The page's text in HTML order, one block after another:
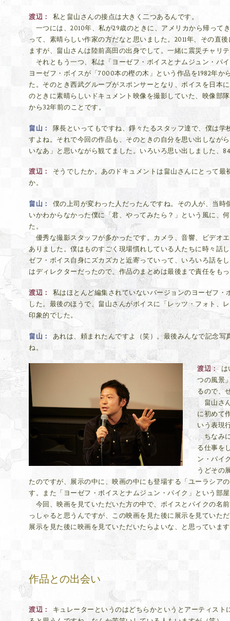
渡辺
私と畠山さんの接点は大きく二つあるんです。
一つには、2010年、私が29歳のときに、アメリカから帰って
って、素晴らしい作家の方だなと思いました。2011年、その直
ますが、畠山さんは陸前高田の出身でして。一緒に震災チャリ
それともう一つ、私は「ヨーゼフ・ボイスとナムジュン・パ
ヨーゼフ・ボイスが「7000本の樫の木」という作品を1982年
た。そのとき西武グループがスポンサーとなり、ボイスを日本
のときに素晴らしいドキュメント映像を撮影していた、映像部
から32年前のことです。
畠山
隊長といってもですね、錚々たるスタッフ達で、僕は
すよね。それで今回の作品も、そのときの自分を思い出しなが
いなあ」と思いながら観てました。いろいろ思い出しました、
渡辺
そうでしたか。あのドキュメントは畠山さんにとって
か。
畠山
僕の上司が変わった人だったんですね。その人が、当
いかわからなかった僕に「君、やってみたら？」という風に、
た。
優秀な撮影スタッフが多かったです。カメラ、音響、ビデオ
ありました。僕はものすごく現場慣れしている人たちに時々話
ゼフ・ボイス自身にズカズカと近寄っていって、いろいろ話を
はディレクターだったので、作品のまとめは最後まで責任をも
渡辺
私はほとんど編集されていないバージョンのヨーゼフ
した。最後のほうで、畠山さんがボイスに「レッツ・フォト、
印象的でした。
畠山
あれは、頼まれたんですよ（笑）。最後みんなで記念
ね。
渡辺
は
つの風景
るので、
畠山さ
に初めて
いう表現
ちなみ
る仕事を
ン・パイ
うどその
たのですが、展示の中に、映画の中にも登場する「ユーラシア
す。また「ヨーゼフ・ボイスとナムジュン・パイク」という部
今回、映画を見ていただいた方の中で、ボイスとパイクの名
っしゃると思うんですが、この映画を見た後に展示を見ていた
展示を見た後に映画を見ていただいたらよいな、と思っていま
作品との出会い
渡辺
キュレーターというのはどちらかというとアーティス